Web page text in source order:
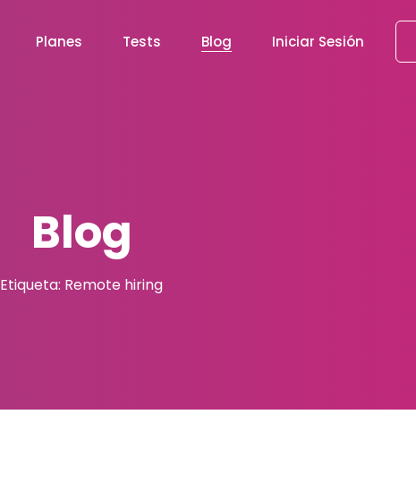
Planes Tests Blog Iniciar Sesión
Blog
Etiqueta: Remote hiring